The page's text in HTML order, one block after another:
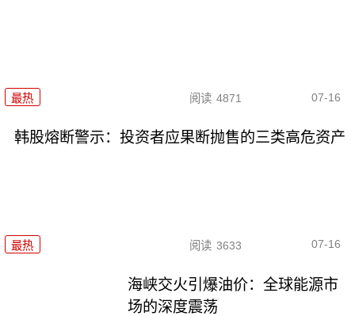
最热 阅读 4871 07-16
韩股熔断警示：投资者应果断抛售的三类高危资产
最热 阅读 3633 07-16
海峡交火引爆油价：全球能源市
场的深度震荡